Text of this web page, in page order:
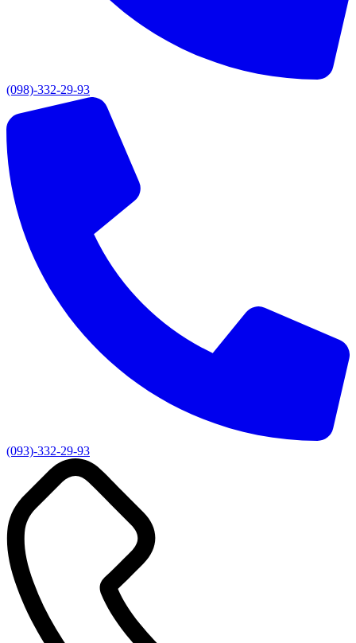
(098)-332-29-93
(093)-332-29-93